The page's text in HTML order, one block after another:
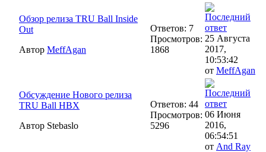
Обзор релиза TRU Ball Inside
Out
Автор MeffAgan
Ответов: 7
Просмотров:
1868
25 Августа
2017,
10:53:42
от MeffAgan
Обсуждение Нового релиза
TRU Ball HBX
Автор Stebaslo
Ответов: 44
Просмотров:
5296
06 Июня
2016,
06:54:51
от And Ray